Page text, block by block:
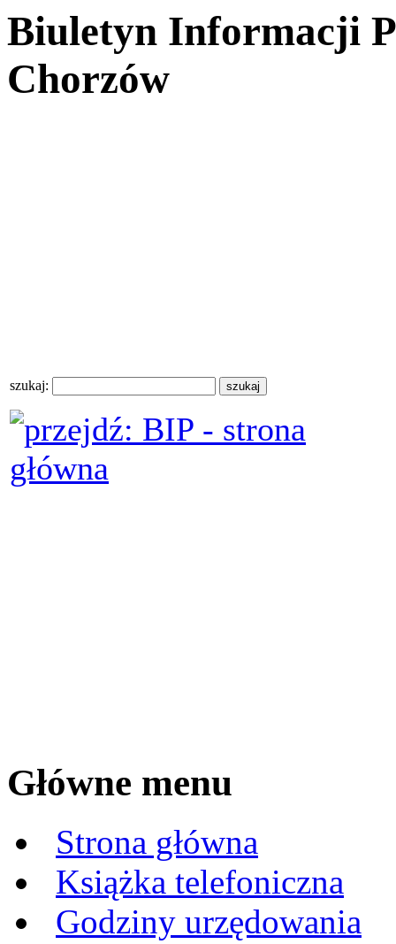
Biuletyn Informacji
Chorzów
szukaj:
Główne menu
Strona główna
Książka telefoniczna
Godziny urzędowania